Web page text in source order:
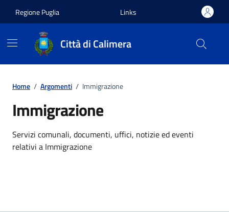
Regione Puglia Links
Città di Calimera
Home / Argomenti / Immigrazione
Immigrazione
Dettagli dell'argomento
Servizi comunali, documenti, uffici, notizie ed eventi
relativi a Immigrazione